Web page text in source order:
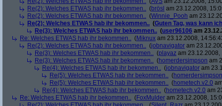
Re(2): Welches ETWAS hab ihr bekommen.. (brösl am 23.12.2008,
Re(2): Welches ETWAS hab ihr bekommen.. (Winnie_Pooh am
Re(2): Welches ETWAS hab ihr bekommen.. (Guten Tag, was kann
Re(3): Welches ETWAS hab ihr bekommen.. (user96106 am
Re: Welches ETWAS hab ihr bekommen.. (Miknux am 23.12.2008,
Re(2): Welches ETWAS hab ihr bekommen.. (jobnavigator am
Re(3): Welches ETWAS hab ihr bekommen.. (playaz am 23.12.2008,
Re(3): Welches ETWAS hab ihr bekommen.. (homerdersimpson am
Re(4): Welches ETWAS hab ihr bekommen.. (jobnavigator am
Re(5): Welches ETWAS hab ihr bekommen.. (homerdersimpson
Re(5): Welches ETWAS hab ihr bekommen.. (hometech.v2.0
Re(4): Welches ETWAS hab ihr bekommen.. (hometech.v2.0 am
Re: Welches ETWAS hab ihr bekommen.. (FoxMulder am 23.12.2008,